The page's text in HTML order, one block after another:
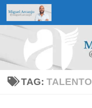
Skip to content
TAG:TALENTO